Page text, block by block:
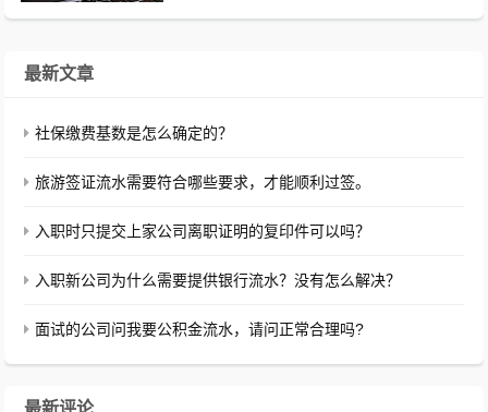
最新文章
社保缴费基数是怎么确定的？
旅游签证流水需要符合哪些要求，才能顺利过签。
入职时只提交上家公司离职证明的复印件可以吗？
入职新公司为什么需要提供银行流水？没有怎么解决？
面试的公司问我要公积金流水，请问正常合理吗?
最新评论